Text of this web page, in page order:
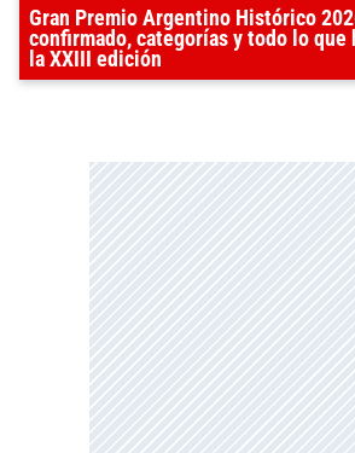
Gran Premio Argentino Histórico
confirmado, categorías y todo lo que
la XXIII edición